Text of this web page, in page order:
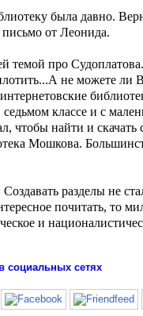
была давно.
от Леонида.
темой про
не можете ли
классе и с
чтобы найти и
Мошкова.
разделы не
почитать, то
и
социальных сетях